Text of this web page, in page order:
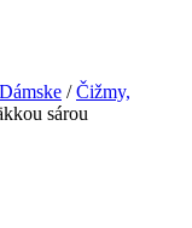
Dámske /Čižmy,
sárou